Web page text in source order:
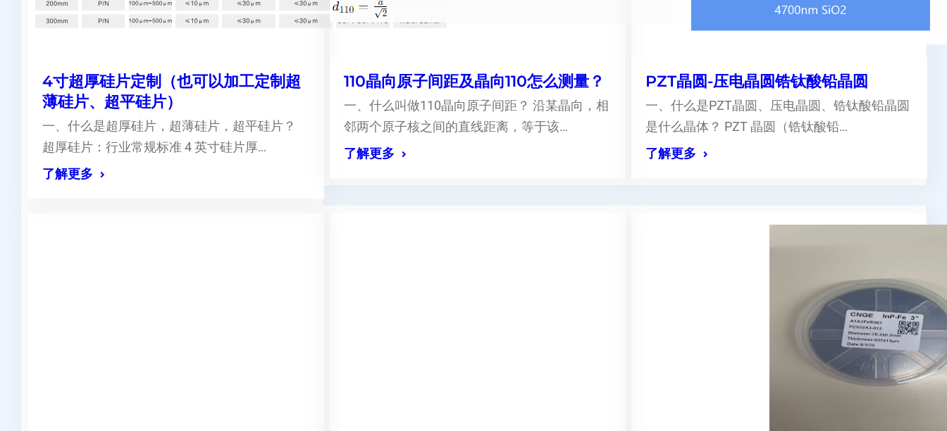
4寸超厚硅片定制（也可以加工定制超
薄硅片、超平硅片）
一、什么是超厚硅片，超薄硅片，超平硅片？
超厚硅片：行业常规标准 4 英寸硅片厚…
了解更多
110晶向原子间距及晶向110怎么测量？
一、什么叫做110晶向原子间距？ 沿某晶向，相
邻两个原子核之间的直线距离，等于该…
了解更多
PZT晶圆-压电晶圆锆钛酸铅晶圆
一、什么是PZT晶圆、压电晶圆、锆钛酸铅晶圆
是什么晶体？ PZT 晶圆（锆钛酸铅…
了解更多